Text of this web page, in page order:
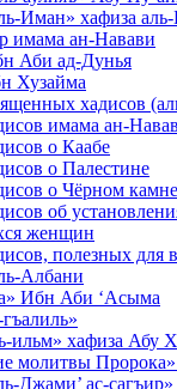
Иман» хафиза аль-
имама ан-Навави
Аби ад-Дунья
Хузайма
хадисов
имама ан-
о Каабе
о Палестине
о Чёрном
об
женщин
полезных для
Албани
Ибн Аби ‘Асыма
ильм» хафиза Абу
молитвы
Джами’ ас-сагъир»